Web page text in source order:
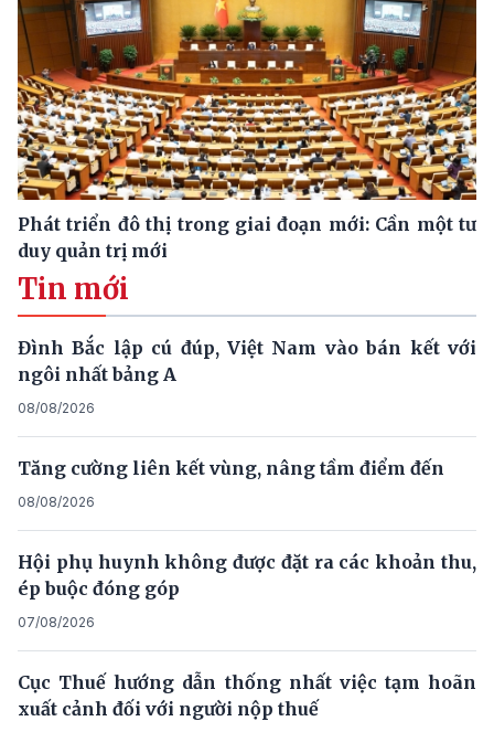
Phát triển đô thị trong giai đoạn mới: Cần một tư
duy quản trị mới
Tin mới
Đình Bắc lập cú đúp, Việt Nam vào bán kết với
ngôi nhất bảng A
08/08/2026
Tăng cường liên kết vùng, nâng tầm điểm đến
08/08/2026
Hội phụ huynh không được đặt ra các khoản thu,
ép buộc đóng góp
07/08/2026
Cục Thuế hướng dẫn thống nhất việc tạm hoãn
xuất cảnh đối với người nộp thuế